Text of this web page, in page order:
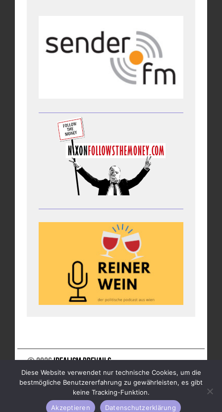
© 2026Idealism Prevails
UNTERSTÜTZE UNS
NEWSLETTER
IMPRESSUM
Diese Website verwendet nur technische Cookies, um die
bestmögliche Benutzererfahrung zu gewährleisten, es gibt
keine Tracking-Funktion.
Akzeptieren
Datenschutzerklärung